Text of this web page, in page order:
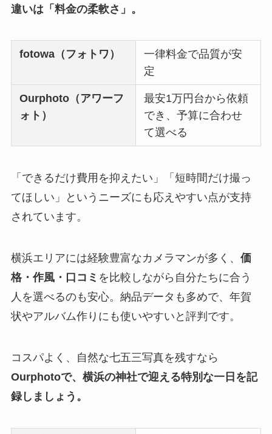
違いは「料金の柔軟さ」。
fotowa（フォトワ）
一律料金で品質が安
定
Ourphoto（アワーフ
ォト）
最安1万円台から依頼
でき、予算に合わせ
て選べる
「できるだけ費用を抑えたい」「短時間だけ撮っ
てほしい」というニーズにも応えやすい点が支持
されています。
横浜エリアには経験豊富なカメラマンが多く、 価
格・作風・口コミ を比較しながら自分たちに合う
人を選べるのも安心。納品データも多めで、年賀
状やアルバム作りにも使いやすいと評判です。
コスパよく、自然な七五三写真を残すなら
Ourphotoで、横浜の神社で迎える特別な一日を記
録しましょう。